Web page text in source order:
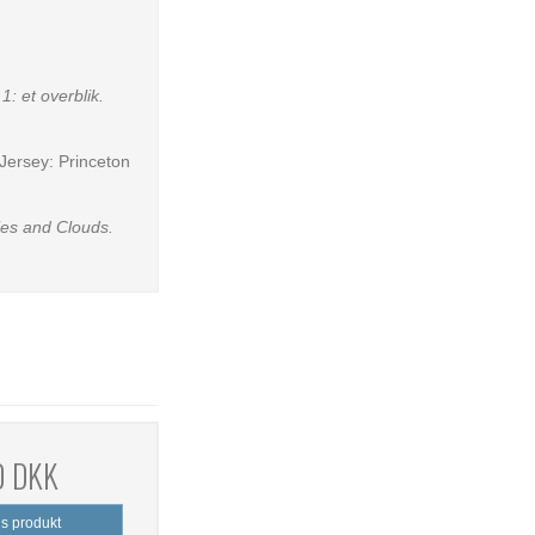
et overblik.
Princeton
and Clouds.
produkt